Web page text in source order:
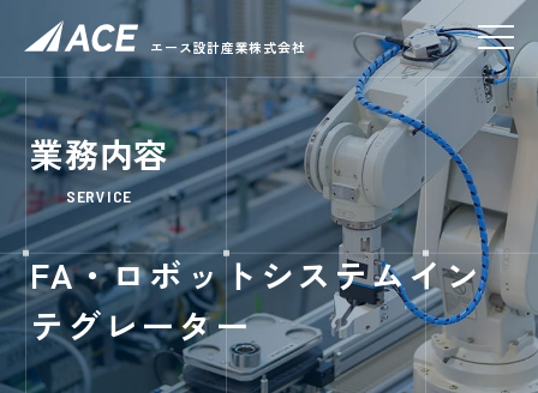
エース設計産業株式会社
業務内容
SERVICE
FA・ロボットシステムイン
テグレーター